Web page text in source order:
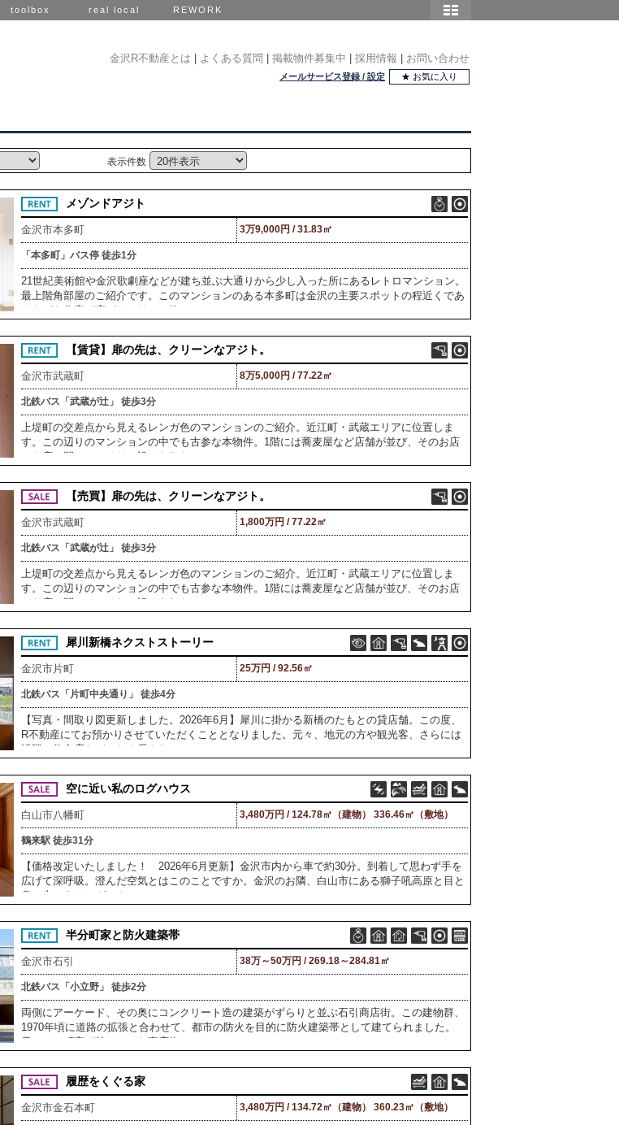
toolbox real local REWORK
金沢R不動産とは よくある質問 掲載物件募集中 採用情報 お問い合わせ
メールサービス登録 / 設定 ★ お気に入り
表示件数
メゾンドアジト
金沢市本多町 3万9,000円 / 31.83㎡
「本多町」バス停 徒歩1分
21世紀美術館や金沢歌劇座などが建ち並ぶ大通りから少し入った所にあるレトロマンション。
最上階角部屋のご紹介です。このマンションのある本多町は金沢の主要スポットの程近くであ
りながら住宅が広がるエリア。物
【賃貸】扉の先は、クリーンなアジト。
金沢市武蔵町 8万5,000円 / 77.22㎡
北鉄バス「武蔵が辻」 徒歩3分
上堤町の交差点から見えるレンガ色のマンションのご紹介。近江町・武蔵エリアに位置しま
す。この辺りのマンションの中でも古参な本物件。1階には蕎麦屋など店舗が並び、そのお店
とお店の間にひっそりと設けられたマ
【売買】扉の先は、クリーンなアジト。
金沢市武蔵町 1,800万円 / 77.22㎡
北鉄バス「武蔵が辻」 徒歩3分
上堤町の交差点から見えるレンガ色のマンションのご紹介。近江町・武蔵エリアに位置しま
す。この辺りのマンションの中でも古参な本物件。1階には蕎麦屋など店舗が並び、そのお店
とお店の間にひっそりと設けられたマ
犀川新橋ネクストストーリー
金沢市片町 25万円 / 92.56㎡
北鉄バス「片町中央通り」 徒歩4分
【写真・間取り図更新しました。2026年6月】犀川に掛かる新橋のたもとの貸店舗。この度、
R不動産にてお預かりさせていただくこととなりました。元々、地元の方や観光客、さらには
近隣の飲食店などからも愛され
空に近い私のログハウス
白山市八幡町 3,480万円 / 124.78㎡（建物） 336.46㎡（敷地）
鶴来駅 徒歩31分
【価格改定いたしました！ 2026年6月更新】金沢市内から車で約30分。到着して思わず手を
広げて深呼吸。澄んだ空気とはこのことですか。金沢のお隣、白山市にある獅子吼高原と目と
鼻の先にあるログハウスのご
半分町家と防火建築帯
金沢市石引 38万～50万円 / 269.18～284.81㎡
北鉄バス「小立野」 徒歩2分
両側にアーケード、その奥にコンクリート造の建築がずらりと並ぶ石引商店街。この建物群、
1970年頃に道路の拡張と合わせて、都市の防火を目的に防火建築帯として建てられました。
元々は、町家が並んでいた商店街
履歴をくぐる家
金沢市金石本町 3,480万円 / 134.72㎡（建物） 360.23㎡（敷地）